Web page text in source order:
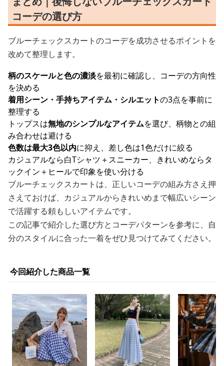
コーデの選び方
ブルーチェックスカートのコーデを成功させるポイントを
改めて整理します。
柄のスケールと色の濃淡を最初に確認し、コーデの方向性
を決める
着用シーン・手持ちアイテム・シルエットの3点を事前に
整理する
トップスは無地のシンプルなアイテムを選び、柄物との組
み合わせは避ける
色数は最大3色以内に抑え、差し色は1色だけに絞る
カジュアルなら白Tシャツ＋スニーカー、きれいめならタ
ックイン＋ヒールで印象を使い分ける
ブルーチェックスカートは、正しいコーデの組み方さえ押
さえておけば、カジュアルからきれいめまで幅広いシーン
で活躍する頼もしいアイテムです。
この記事で紹介した選び方とコーデパターンを参考に、自
分のスタイルに合った一着をぜひ見つけてみてください。
今回紹介した商品一覧